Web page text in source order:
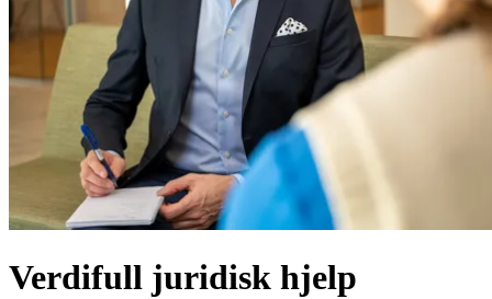
Verdifull juridisk hjelp